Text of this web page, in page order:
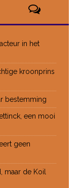
in het
kroonprins
bestemming
een mooi
geen
maar de Koil